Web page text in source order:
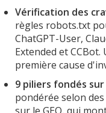
Vérification des
règles robots.txt
ChatGPT-User,
Extended et
première cause
9 piliers fondés
pondérée selon